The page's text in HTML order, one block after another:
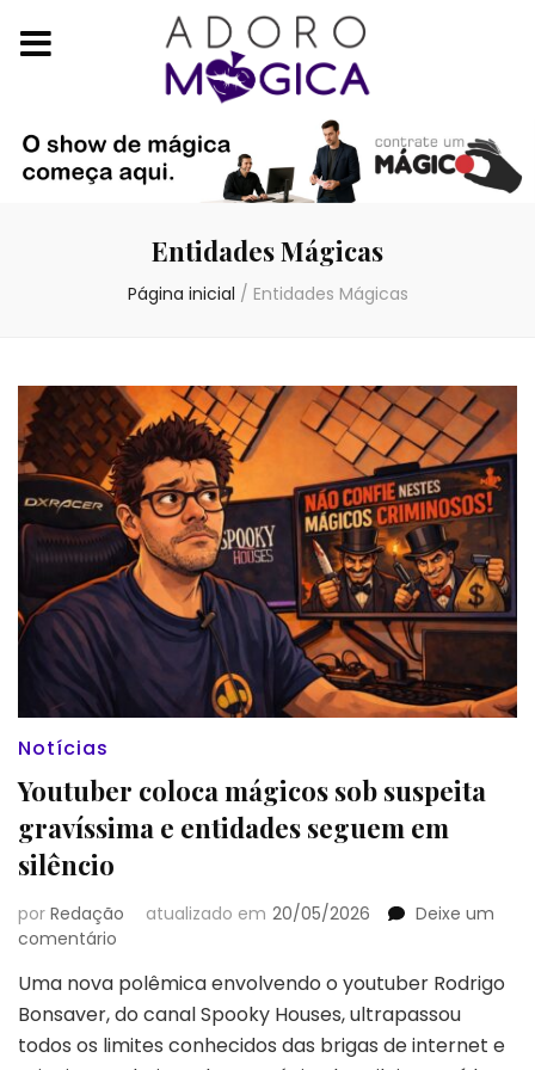
Entidades Mágicas
Página inicial / Entidades Mágicas
Notícias
Youtuber coloca mágicos sob suspeita
gravíssima e entidades seguem em
silêncio
por Redação atualizado em 20/05/2026
Deixe um
comentário
coloca
mágicos
sob
suspeita
Uma nova polêmica envolvendo o youtuber Rodrigo
Bonsaver, do canal Spooky Houses, ultrapassou
todos os limites conhecidos das brigas de internet e